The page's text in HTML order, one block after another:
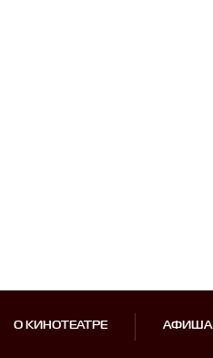
О КИНОТЕАТРЕ АФИША